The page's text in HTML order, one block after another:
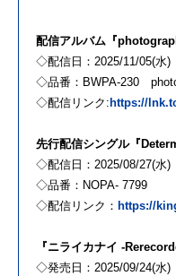
配信アルバム『
◇配信日：2025/11/05(水)
◇品番：BWPA-230
◇配信リンク: https://
先行配信シングル『
◇配信日：2025/08/27(水)
◇品番：NOPA- 7799
◇配信リンク： https://
『ニライカナイ -
◇発売日：2025/09/24(水)